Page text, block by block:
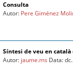
Consulta
Autor: Pere Giménez
Síntesi de veu en català
Autor: jaume.ms Data: